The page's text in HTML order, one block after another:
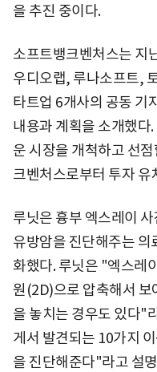
을 추진 중이다.
소프트뱅크벤처스는 지
우디오랩, 루나소프트,
타트업 6개사의 공동 기
내용과 계획을 소개했다
운 시장을 개척하고 선
크벤처스로부터 투자 유
루닛은 흉부 엑스레이
유방암을 진단해주는
화했다. 루닛은 "엑스레
원(2D)으로 압축해서 보
을 놓치는 경우도 있다"
게서 발견되는 10가지
을 진단해준다"라고 설